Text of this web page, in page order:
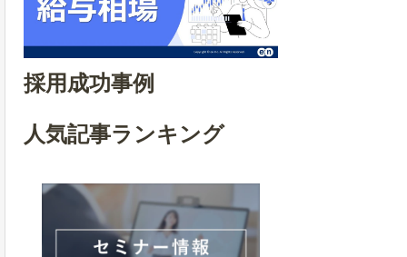
採用成功事例
人気記事ランキング